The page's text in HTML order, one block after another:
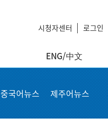
시청자센터 로그인
ENG/中文
회원정보 수정
공지사항
중국어뉴스 제주어뉴스